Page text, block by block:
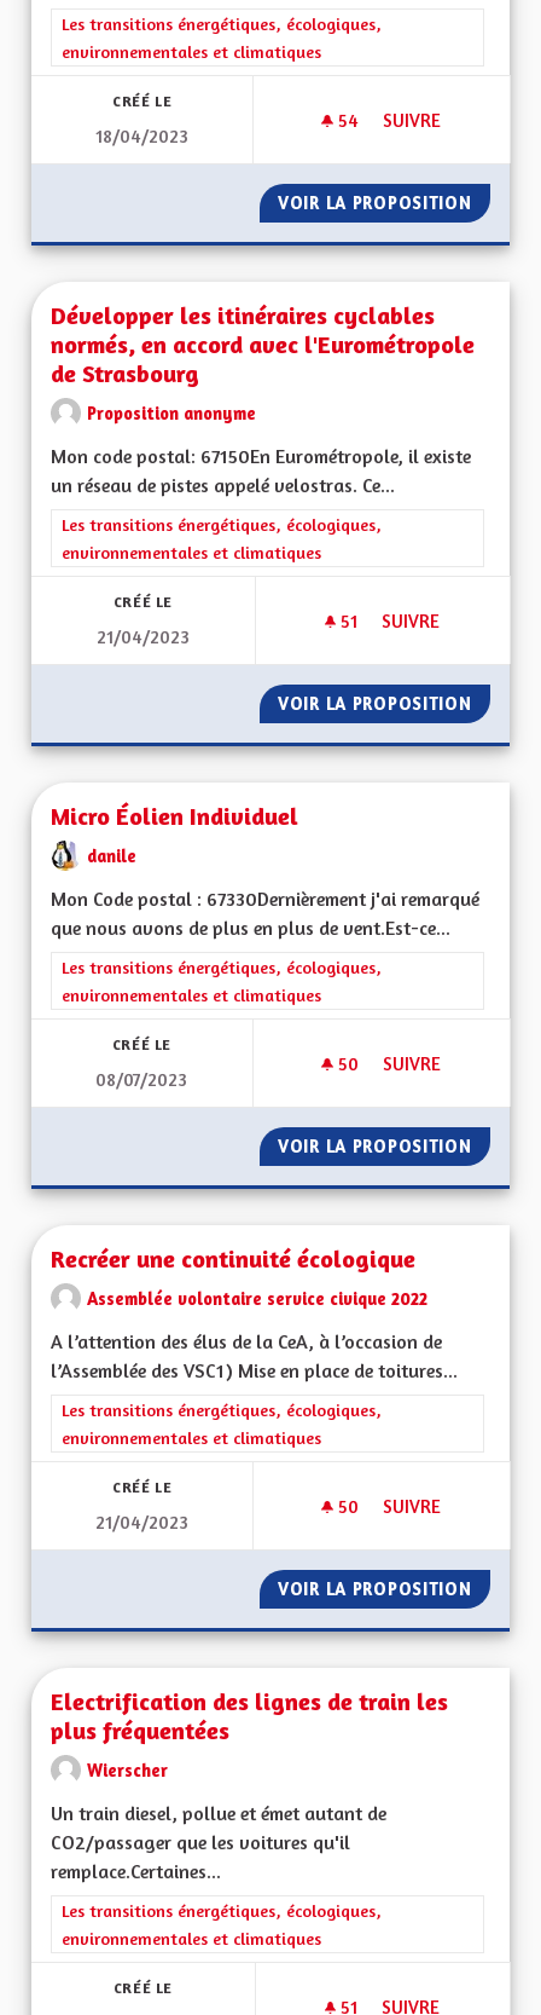
Filtrer les résultats de la catégorie : Les transitions
Les transitions énergétiques, écologiques,
environnementales et climatiques
CRÉÉ LE
18/04/2023
54 54 ABONNÉS
SUIVRE
VOIR LA PROPOSITION
Développer les itinéraires cyclables
normés, en accord avec l'Eurométropole
de Strasbourg
Proposition anonyme
Mon code postal: 67150En Eurométropole, il existe
un réseau de pistes appelé velostras. Ce...
Filtrer les résultats de la catégorie : Les transitions
Les transitions énergétiques, écologiques,
environnementales et climatiques
CRÉÉ LE
21/04/2023
51 51 ABONNÉS
SUIVRE
VOIR LA PROPOSITION
Micro Éolien Individuel
danile
Mon Code postal : 67330Dernièrement j'ai remarqué
que nous avons de plus en plus de vent.Est-ce...
Filtrer les résultats de la catégorie : Les transitions
Les transitions énergétiques, écologiques,
environnementales et climatiques
CRÉÉ LE
08/07/2023
50 50 ABONNÉS
SUIVRE
VOIR LA PROPOSITION
Recréer une continuité écologique
Assemblée volontaire service civique 2022
A l’attention des élus de la CeA, à l’occasion de
l’Assemblée des VSC1) Mise en place de toitures...
Filtrer les résultats de la catégorie : Les transitions
Les transitions énergétiques, écologiques,
environnementales et climatiques
CRÉÉ LE
21/04/2023
50 50 ABONNÉS
SUIVRE
VOIR LA PROPOSITION
Electrification des lignes de train les
plus fréquentées
Wierscher
Un train diesel, pollue et émet autant de
CO2/passager que les voitures qu'il
remplace.Certaines...
Filtrer les résultats de la catégorie : Les transitions
Les transitions énergétiques, écologiques,
environnementales et climatiques
CRÉÉ LE
51 51 ABONNÉS
SUIVRE